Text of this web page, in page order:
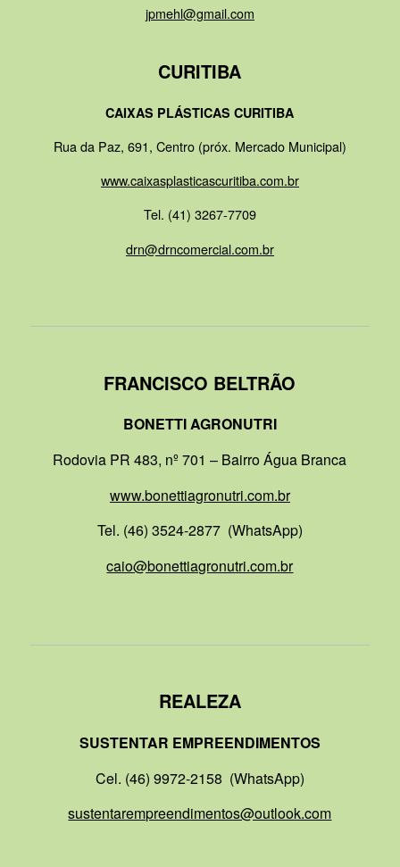
jpmehl@gmail.com
CURITIBA
CAIXAS PLÁSTICAS CURITIBA
Rua da Paz, 691, Centro (próx. Mercado Municipal)
www.caixasplasticascuritiba.com.br
Tel. (41) 3267-7709
drn@drncomercial.com.br
FRANCISCO BELTRÃO
BONETTI AGRONUTRI
Rodovia PR 483, nº 701 – Bairro Água Branca
www.bonettiagronutri.com.br
Tel. (46) 3524-2877 (WhatsApp)
caio@bonettiagronutri.com.br
REALEZA
SUSTENTAR EMPREENDIMENTOS
Cel. (46) 9972-2158 (WhatsApp)
sustentarempreendimentos@outlook.com